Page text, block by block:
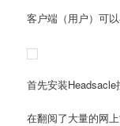
客户端（用户）可
首先安装Headsacle
在翻阅了大量的网